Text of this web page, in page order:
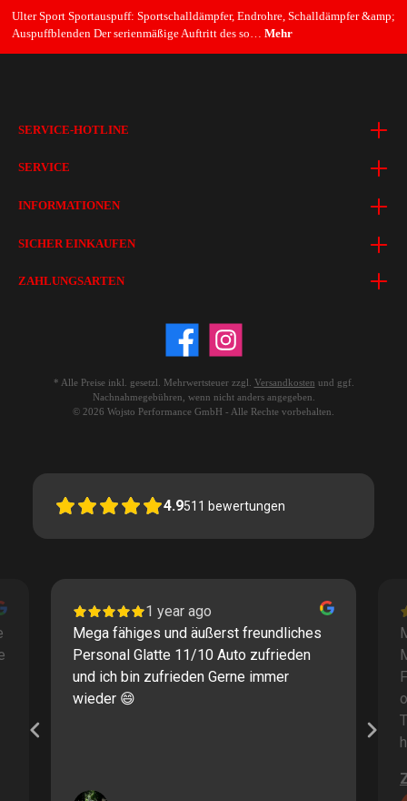
Ulter Sport Sportauspuff: Sportschalldämpfer, Endrohre, Schalldämpfer &amp;
Auspuffblenden Der serienmäßige Auftritt des so… Mehr
SERVICE-HOTLINE
SERVICE
INFORMATIONEN
SICHER EINKAUFEN
ZAHLUNGSARTEN
* Alle Preise inkl. gesetzl. Mehrwertsteuer zzgl. Versandkosten und ggf.
Nachnahmegebühren, wenn nicht anders angegeben.
© 2026 Wojsto Performance GmbH - Alle Rechte vorbehalten.
4.9511 bewertungen
1 year ago
Mega fähiges und äußerst freundliches
Personal Glatte 11/10 Auto zufrieden
und ich bin zufrieden Gerne immer
wieder 😄